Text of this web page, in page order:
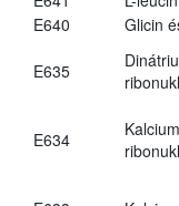
E640
Glicin
E635
E634